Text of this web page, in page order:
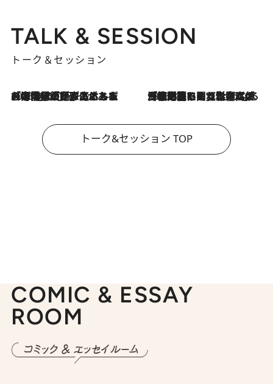
TALK & SESSION
トーク＆セッション
2026.8.3
「今後値上げがあるとすれば…」「リスクがあるのは今年の冬」エネルギー専門家が語る、ホルムズ海峡封鎖が家庭にもたらす“ある心配” 2026.8.3
「住宅建てられない…」「サーチャージ料の高値が続いている」ホルムズ海峡封鎖による影響はいつまで続く？《エネルギー専門家に聞く“どうなる日本の暮らし”》
トーク&セッション TOP
COMIC & ESSAY
ROOM